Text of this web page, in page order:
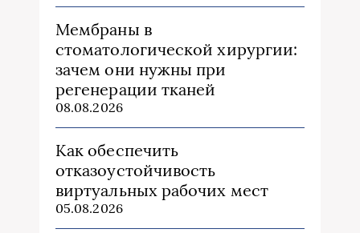
Мембраны в
стоматологической хирургии:
зачем они нужны при
регенерации тканей
08.08.2026
Как обеспечить
отказоустойчивость
виртуальных рабочих мест
05.08.2026